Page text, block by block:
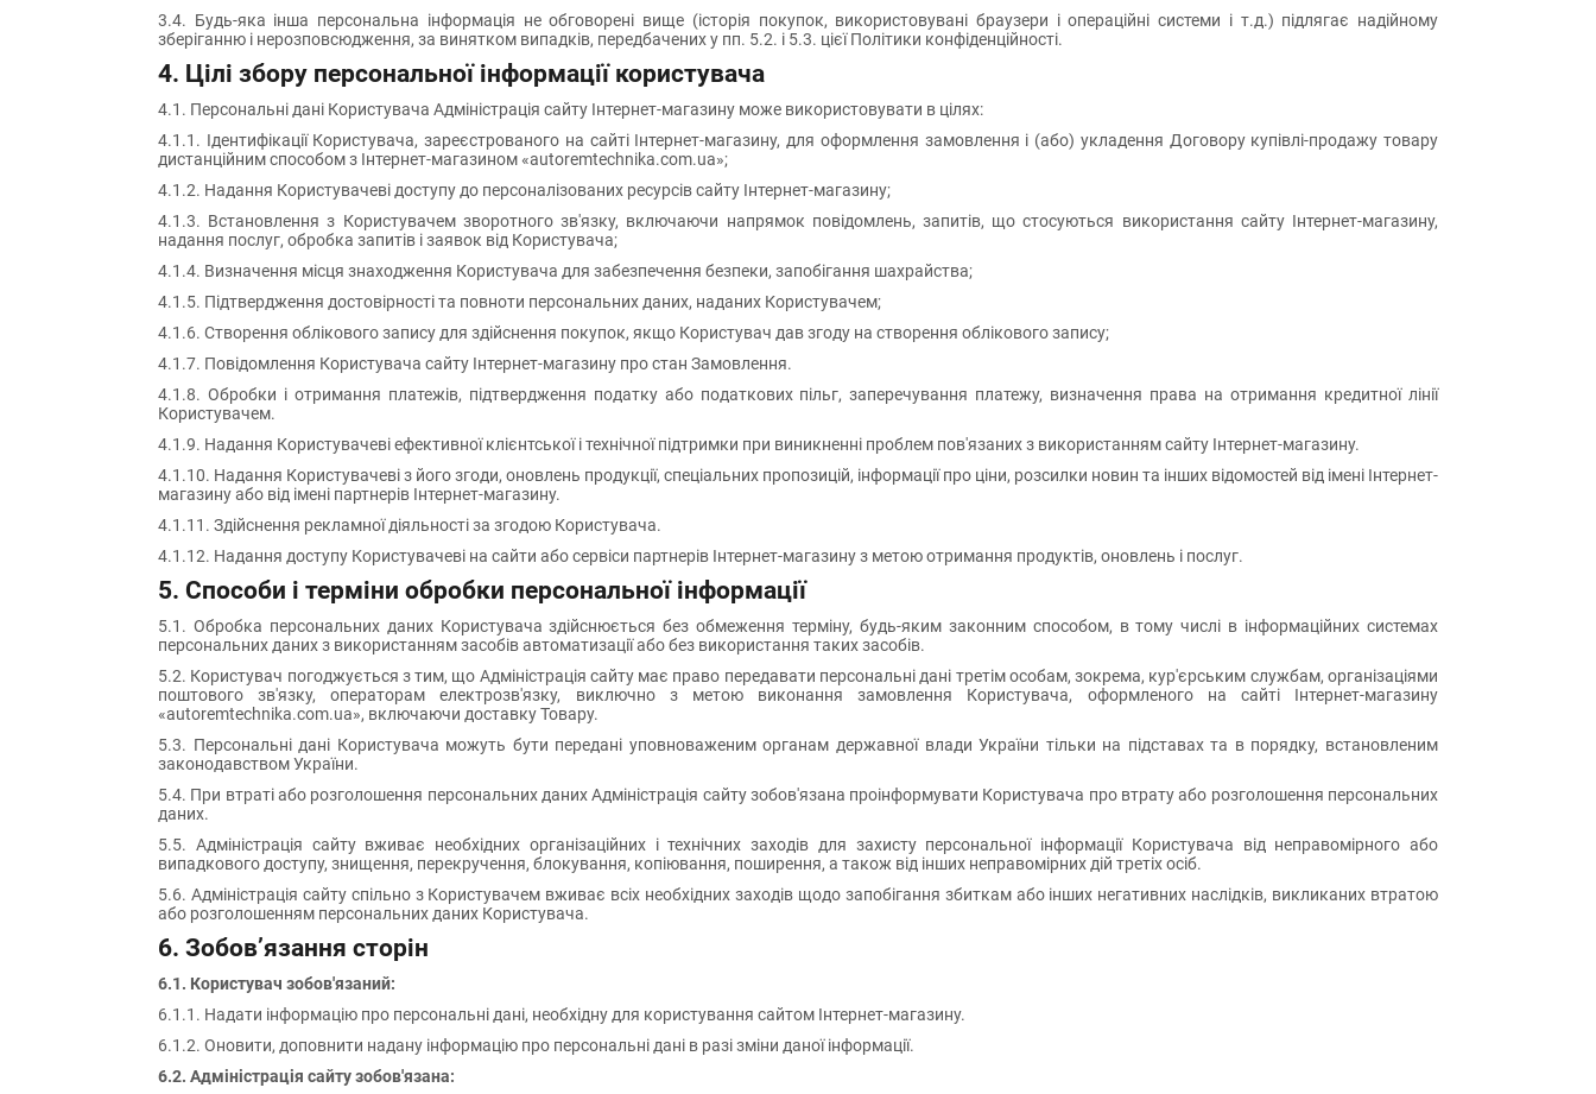
3.4. Будь-яка інша персональна інформація не обговорені вище (історія покупок, використовувані браузери і операційні системи і т.д.) підлягає надійному
зберіганню і нерозповсюдження, за винятком випадків, передбачених у пп. 5.2. і 5.3. цієї Політики конфіденційності.
4. Цілі збору персональної інформації користувача
4.1. Персональні дані Користувача Адміністрація сайту Інтернет-магазину може використовувати в цілях:
4.1.1. Ідентифікації Користувача, зареєстрованого на сайті Інтернет-магазину, для оформлення замовлення і (або) укладення Договору купівлі-продажу товару
дистанційним способом з Інтернет-магазином «autoremtechnika.com.ua»;
4.1.2. Надання Користувачеві доступу до персоналізованих ресурсів сайту Інтернет-магазину;
4.1.3. Встановлення з Користувачем зворотного зв'язку, включаючи напрямок повідомлень, запитів, що стосуються використання сайту Інтернет-магазину,
надання послуг, обробка запитів і заявок від Користувача;
4.1.4. Визначення місця знаходження Користувача для забезпечення безпеки, запобігання шахрайства;
4.1.5. Підтвердження достовірності та повноти персональних даних, наданих Користувачем;
4.1.6. Створення облікового запису для здійснення покупок, якщо Користувач дав згоду на створення облікового запису;
4.1.7. Повідомлення Користувача сайту Інтернет-магазину про стан Замовлення.
4.1.8. Обробки і отримання платежів, підтвердження податку або податкових пільг, заперечування платежу, визначення права на отримання кредитної лінії
Користувачем.
4.1.9. Надання Користувачеві ефективної клієнтської і технічної підтримки при виникненні проблем пов'язаних з використанням сайту Інтернет-магазину.
4.1.10. Надання Користувачеві з його згоди, оновлень продукції, спеціальних пропозицій, інформації про ціни, розсилки новин та інших відомостей від імені Інтернет-
магазину або від імені партнерів Інтернет-магазину.
4.1.11. Здійснення рекламної діяльності за згодою Користувача.
4.1.12. Надання доступу Користувачеві на сайти або сервіси партнерів Інтернет-магазину з метою отримання продуктів, оновлень і послуг.
5. Способи і терміни обробки персональної інформації
5.1. Обробка персональних даних Користувача здійснюється без обмеження терміну, будь-яким законним способом, в тому числі в інформаційних системах
персональних даних з використанням засобів автоматизації або без використання таких засобів.
5.2. Користувач погоджується з тим, що Адміністрація сайту має право передавати персональні дані третім особам, зокрема, кур'єрським службам, організаціями
поштового зв'язку, операторам електрозв'язку, виключно з метою виконання замовлення Користувача, оформленого на сайті Інтернет-магазину
«autoremtechnika.com.ua», включаючи доставку Товару.
5.3. Персональні дані Користувача можуть бути передані уповноваженим органам державної влади України тільки на підставах та в порядку, встановленим
законодавством України.
5.4. При втраті або розголошення персональних даних Адміністрація сайту зобов'язана проінформувати Користувача про втрату або розголошення персональних
даних.
5.5. Адміністрація сайту вживає необхідних організаційних і технічних заходів для захисту персональної інформації Користувача від неправомірного або
випадкового доступу, знищення, перекручення, блокування, копіювання, поширення, а також від інших неправомірних дій третіх осіб.
5.6. Адміністрація сайту спільно з Користувачем вживає всіх необхідних заходів щодо запобігання збиткам або інших негативних наслідків, викликаних втратою
або розголошенням персональних даних Користувача.
6. Зобов’язання сторін
6.1. Користувач зобов'язаний:
6.1.1. Надати інформацію про персональні дані, необхідну для користування сайтом Інтернет-магазину.
6.1.2. Оновити, доповнити надану інформацію про персональні дані в разі зміни даної інформації.
6.2. Адміністрація сайту зобов'язана: